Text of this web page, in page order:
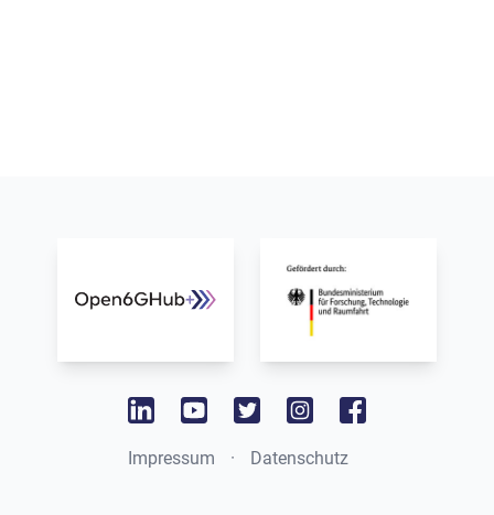
linkedinyoutubetwitter instagramfacebook
Impressum · Datenschutz